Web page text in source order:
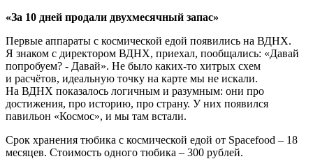
«За 10 дней продали двухмесячный запас»
Первые аппараты с космической едой появились на ВДНХ.
Я знаком с директором ВДНХ, приехал, пообщались: «Давай
попробуем? - Давай». Не было каких-то хитрых схем
и расчётов, идеальную точку на карте мы не искали.
На ВДНХ показалось логичным и разумным: они про
достижения, про историю, про страну. У них появился
павильон «Космос», и мы там встали.
Срок хранения тюбика с космической едой от Spacefood – 18
месяцев. Стоимость одного тюбика – 300 рублей.